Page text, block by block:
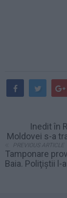
Inedit în
Moldovei s-a
PREVIOUS ARTICLE
Tamponare
Baia. Poliţiştii l-